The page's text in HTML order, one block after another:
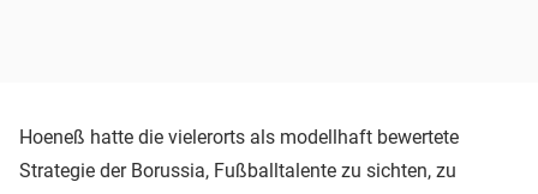
Hoeneß hatte die vielerorts als modellhaft bewertete
Strategie der Borussia, Fußballtalente zu sichten, zu